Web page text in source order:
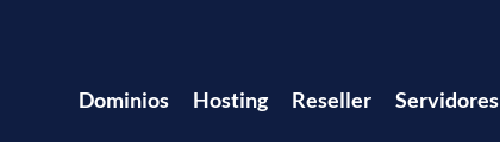
Dominios Hosting Reseller Servidores